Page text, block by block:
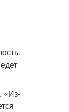
«Из-